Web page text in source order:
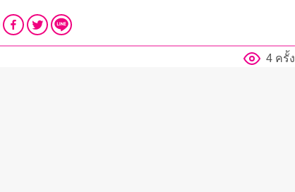
4 ครั้ง